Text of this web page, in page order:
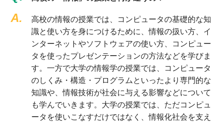
A.
高校の情報の授業では、コンピュータの基礎的な知
識と使い方を身につけるために、情報の扱い方、イ
ンターネットやソフトウェアの使い方、コンピュー
タを使ったプレゼンテーションの方法などを学びま
す。一方で大学の情報学の授業では、コンピュータ
のしくみ・構造・プログラムといったより専門的な
知識や、情報技術が社会に与える影響などについて
も学んでいきます。大学の授業では、ただコンピュ
ータを使いこなすだけではなく、情報化社会を支え